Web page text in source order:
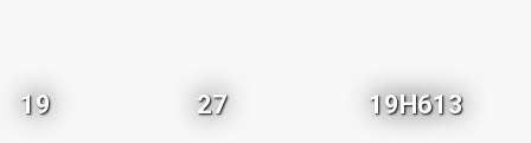
19 27 19H613